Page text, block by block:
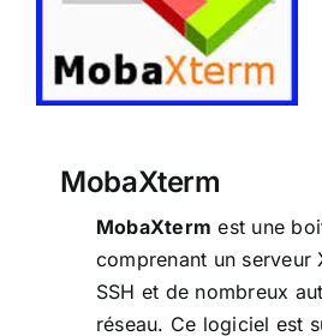
MobaXterm
MobaXterm est une
comprenant un serveur
SSH et de nombreux
réseau. Ce logiciel est